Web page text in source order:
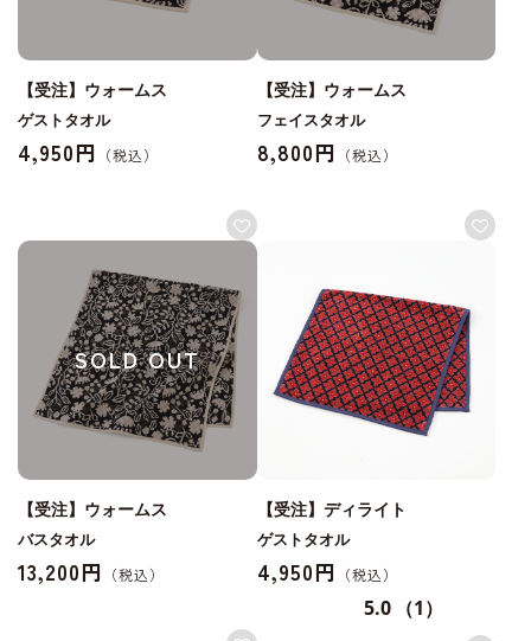
【受注】ウォームス
ゲストタオル
4,950円
【受注】ウォームス
フェイスタオル
8,800円
SOLD OUT
【受注】ウォームス
バスタオル
13,200円
【受注】ディライト
ゲストタオル
4,950円
5.0 （1）